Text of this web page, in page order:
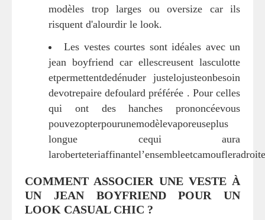
modèles trop larges ou oversize car ils
risquent d'alourdir le look.
Les vestes courtes sont idéales avec un
jean boyfriend car ellescreusent lasculotte
etpermettentdedénuder justelojusteonbesoin
devotrepaire defoulard préférée . Pour celles
qui ont des hanches prononcéevous
pouvezopterpourunemodèlevaporeuseplus
longue cequi aura
COMMENT ASSOCIER UNE VESTE À
UN JEAN BOYFRIEND POUR UN
LOOK CASUAL CHIC ?